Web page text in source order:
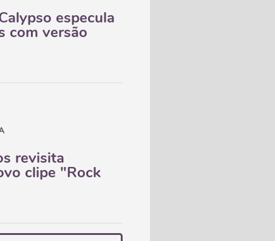
especula
com versão
revisita
clipe "Rock